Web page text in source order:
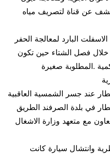
عن قناة لتصريف مياه
البارد لمعالجة الحفر
خلال فصل الشتاء حين تكون
.المطلوبة صغيرة
عند جسر الشمسية العاقبية
في بلدة الصرفند الطريق
مع متعهد وزارة الاشغال
وانتشال سيارة كانت